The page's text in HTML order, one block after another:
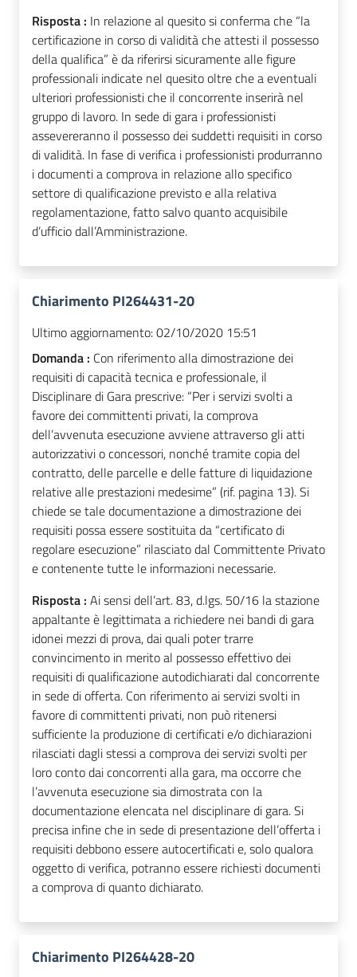
Risposta : In relazione al quesito si conferma che “la
certificazione in corso di validità che attesti il possesso
della qualifica” è da riferirsi sicuramente alle figure
professionali indicate nel quesito oltre che a eventuali
ulteriori professionisti che il concorrente inserirà nel
gruppo di lavoro. In sede di gara i professionisti
assevereranno il possesso dei suddetti requisiti in corso
di validità. In fase di verifica i professionisti produrranno
i documenti a comprova in relazione allo specifico
settore di qualificazione previsto e alla relativa
regolamentazione, fatto salvo quanto acquisibile
d’ufficio dall’Amministrazione.
Chiarimento PI264431-20
Ultimo aggiornamento:02/10/2020 15:51
Domanda : Con riferimento alla dimostrazione dei
requisiti di capacità tecnica e professionale, il
Disciplinare di Gara prescrive: “Per i servizi svolti a
favore dei committenti privati, la comprova
dell’avvenuta esecuzione avviene attraverso gli atti
autorizzativi o concessori, nonché tramite copia del
contratto, delle parcelle e delle fatture di liquidazione
relative alle prestazioni medesime” (rif. pagina 13). Si
chiede se tale documentazione a dimostrazione dei
requisiti possa essere sostituita da “certificato di
regolare esecuzione” rilasciato dal Committente Privato
e contenente tutte le informazioni necessarie.
Risposta : Ai sensi dell’art. 83, d.lgs. 50/16 la stazione
appaltante è legittimata a richiedere nei bandi di gara
idonei mezzi di prova, dai quali poter trarre
convincimento in merito al possesso effettivo dei
requisiti di qualificazione autodichiarati dal concorrente
in sede di offerta. Con riferimento ai servizi svolti in
favore di committenti privati, non può ritenersi
sufficiente la produzione di certificati e/o dichiarazioni
rilasciati dagli stessi a comprova dei servizi svolti per
loro conto dai concorrenti alla gara, ma occorre che
l’avvenuta esecuzione sia dimostrata con la
documentazione elencata nel disciplinare di gara. Si
precisa infine che in sede di presentazione dell’offerta i
requisiti debbono essere autocertificati e, solo qualora
oggetto di verifica, potranno essere richiesti documenti
a comprova di quanto dichiarato.
Chiarimento PI264428-20